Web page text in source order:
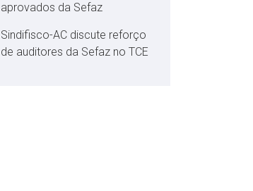
aprovados da Sefaz
Sindifisco-AC discute reforço
de auditores da Sefaz no TCE